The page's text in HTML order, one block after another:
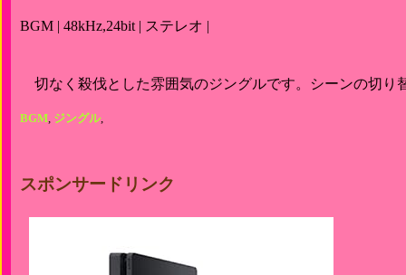
BGM | 48kHz,24bit | ステレオ |
切なく殺伐とした雰囲気のジングルです。シーンの切り
BGM, ジングル,
スポンサードリンク